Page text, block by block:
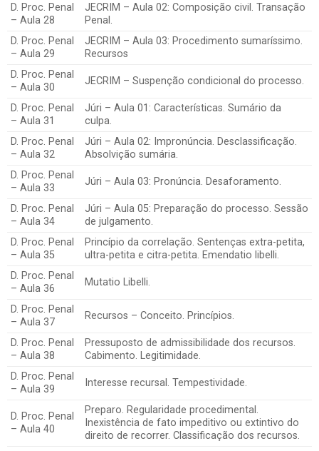
D. Proc. Penal
– Aula 28
JECRIM – Aula 02: Composição civil. Transação
Penal.
D. Proc. Penal
– Aula 29
JECRIM – Aula 03: Procedimento sumaríssimo.
Recursos
D. Proc. Penal
– Aula 30
JECRIM – Suspenção condicional do processo.
D. Proc. Penal
– Aula 31
Júri – Aula 01: Características. Sumário da
culpa.
D. Proc. Penal
– Aula 32
Júri – Aula 02: Impronúncia. Desclassificação.
Absolvição sumária.
D. Proc. Penal
– Aula 33
Júri – Aula 03: Pronúncia. Desaforamento.
D. Proc. Penal
– Aula 34
Júri – Aula 05: Preparação do processo. Sessão
de julgamento.
D. Proc. Penal
– Aula 35
Princípio da correlação. Sentenças extra-petita,
ultra-petita e citra-petita. Emendatio libelli.
D. Proc. Penal
– Aula 36
Mutatio Libelli.
D. Proc. Penal
– Aula 37
Recursos – Conceito. Princípios.
D. Proc. Penal
– Aula 38
Pressuposto de admissibilidade dos recursos.
Cabimento. Legitimidade.
D. Proc. Penal
– Aula 39
Interesse recursal. Tempestividade.
D. Proc. Penal
– Aula 40
Preparo. Regularidade procedimental.
Inexistência de fato impeditivo ou extintivo do
direito de recorrer. Classificação dos recursos.